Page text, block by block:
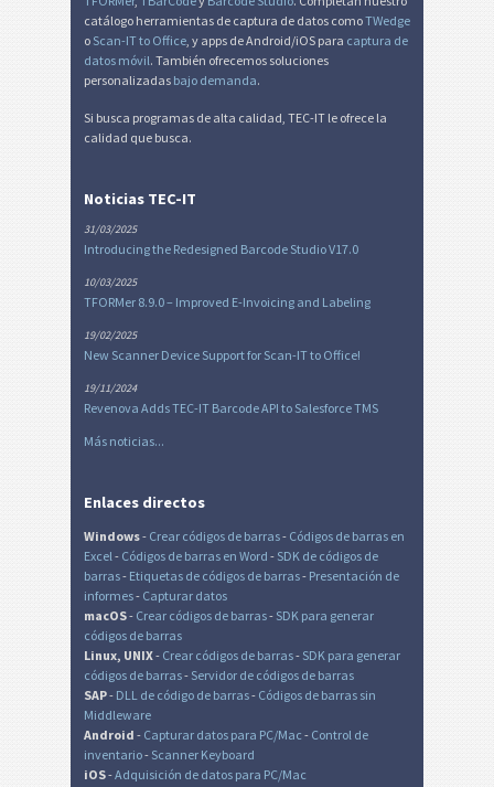
€ Mandato SEPA
₣ Factura-QR suiza
catálogo herramientas de captura de datos comoTWedge
o Scan-IT to Office, y apps de Android/iOS para captura de
datos móvil. También ofrecemos soluciones
personalizadas bajo demanda.
Si busca programas de alta calidad, TEC-IT le ofrece la
calidad que busca.
Noticias TEC-IT
31/03/2025
Introducing the Redesigned Barcode Studio V17.0
10/03/2025
TFORMer 8.9.0 – Improved E-Invoicing and Labeling
19/02/2025
New Scanner Device Support for Scan-IT to Office!
19/11/2024
Revenova Adds TEC-IT Barcode API to Salesforce TMS
Más noticias...
Enlaces directos
Windows- Crear códigos de barras- Códigos de barras en
Excel- Códigos de barras en Word - SDK de códigos de
barras- Etiquetas de códigos de barras- Presentación de
informes- Capturar datos
macOS- Crear códigos de barras- SDK para generar
códigos de barras
Linux, UNIX- Crear códigos de barras- SDK para generar
códigos de barras- Servidor de códigos de barras
SAP- DLL de código de barras- Códigos de barras sin
Middleware
Android - Capturar datos para PC/Mac - Control de
inventario- Scanner Keyboard
iOS-Adquisición de datos para PC/Mac